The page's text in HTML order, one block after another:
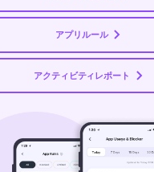
アプリルール
アクティビティレポート